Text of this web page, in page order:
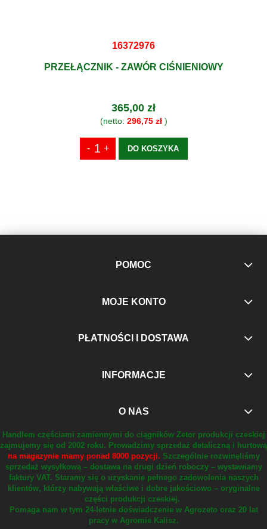
16372976
PRZEŁĄCZNIK - ZAWÓR CIŚNIENIOWY
365,00 zł
(netto: 296,75 zł)
DO KOSZYKA
POMOC
MOJE KONTO
PŁATNOŚCI I DOSTAWA
INFORMACJE
O NAS
Handlem częściami zamiennymi do ciągników Zetor produkcji czeskiej
zajmujemy się od 2002 roku. Prowadzimy sprzedaż detaliczną i hurtową
na magazynie mamy ponad 8000 pozycji. Szczególnie rozwinęliśmy
sprzedaż wysyłkową – dostawa na drugi dzień roboczy – wystawiamy
faktury VAT. Staramy się o uzyskanie pełnego zadowolenia naszych
klientów, którzy nabywają właściwe i dobre jakościowo – oryginalne
części produkcji czeskiej.
Pomaga nam w tym 24-letnie doświadczenie w Agrozeto oraz 20 lat
pracy w Agromie Kalisz.